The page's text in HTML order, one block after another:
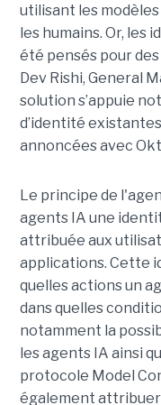
utilisant les modèles
les humains. Or, les
été pensés pour
Dev Rishi, General
solution s’appuie
d’identité
annoncées avec
Le principe de
agents IA une
attribuée aux
applications. Cette
quelles actions un
dans quelles
notamment la
les agents IA ainsi
protocole Model
également